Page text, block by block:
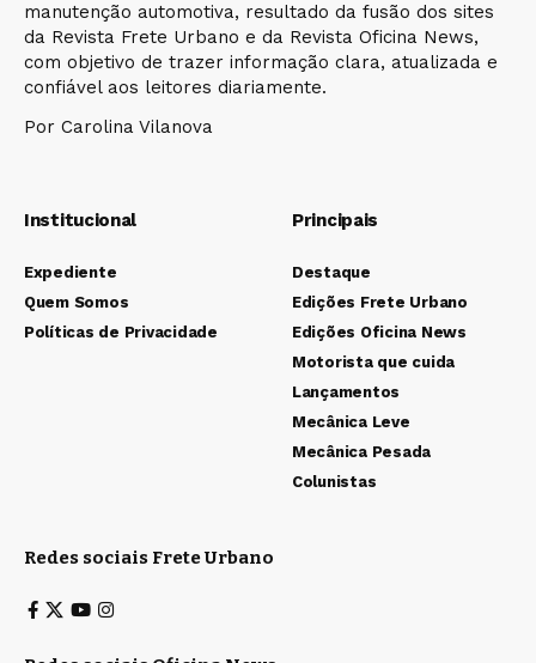
manutenção automotiva, resultado da fusão dos sites
da Revista Frete Urbano e da Revista Oficina News,
com objetivo de trazer informação clara, atualizada e
confiável aos leitores diariamente.
Por Carolina Vilanova
Institucional
Expediente
Quem Somos
Políticas de Privacidade
Principais
Destaque
Edições Frete Urbano
Edições Oficina News
Motorista que cuida
Lançamentos
Mecânica Leve
Mecânica Pesada
Colunistas
Redes sociais Frete Urbano